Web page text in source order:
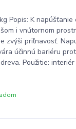
Popis: K napúšťanie
i vnútornom
zvýši priľnavosť.
účinnú bariéru
Použitie: